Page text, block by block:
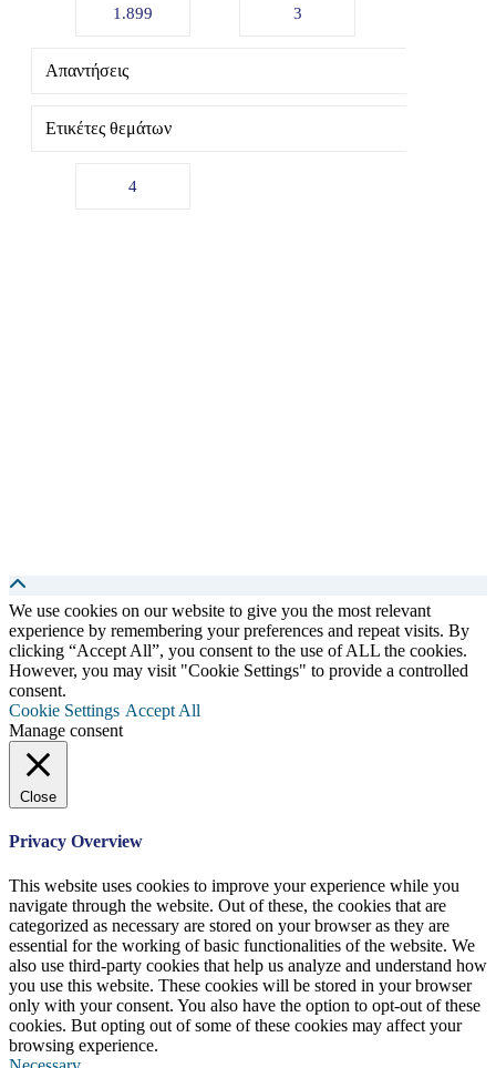
1.899
Απαντήσεις
3
Ετικέτες θεμάτων
4
We use cookies on our website to give you the most relevant
experience by remembering your preferences and repeat visits. By
clicking “Accept All”, you consent to the use of ALL the cookies.
However, you may visit "Cookie Settings" to provide a controlled
consent.
Cookie Settings Accept All
Manage consent
Close
Privacy Overview
This website uses cookies to improve your experience while you
navigate through the website. Out of these, the cookies that are
categorized as necessary are stored on your browser as they are
essential for the working of basic functionalities of the website. We
also use third-party cookies that help us analyze and understand how
you use this website. These cookies will be stored in your browser
only with your consent. You also have the option to opt-out of these
cookies. But opting out of some of these cookies may affect your
browsing experience.